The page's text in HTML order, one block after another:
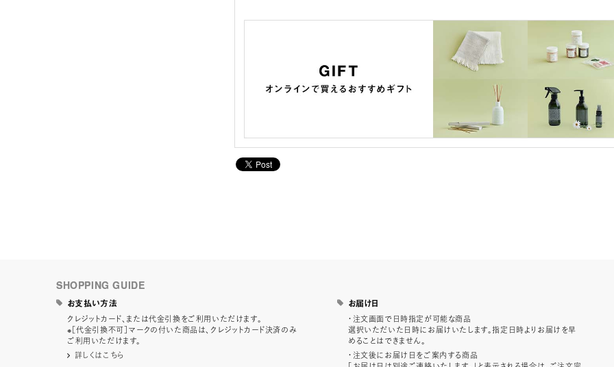
SHOPPING GUIDE
お支払い方法
クレジットカード、または代金引換をご利用いただけます。
※［代金引換不可］マークの付いた商品は、クレジットカード決済のみ
ご利用いただけます。
詳しくはこちら
お届け日
・注文画面で日時指定が可能な商品
選択いただいた日時にお届けいたします。指定日時よりお届けを早
めることはできません。
・注文後にお届け日をご案内する商品